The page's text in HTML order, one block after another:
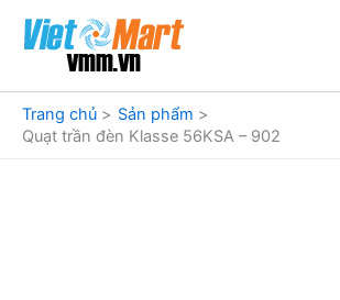
dung
Trang chủ
Sản phẩm
Quạt trần đèn Klasse 56KSA – 902